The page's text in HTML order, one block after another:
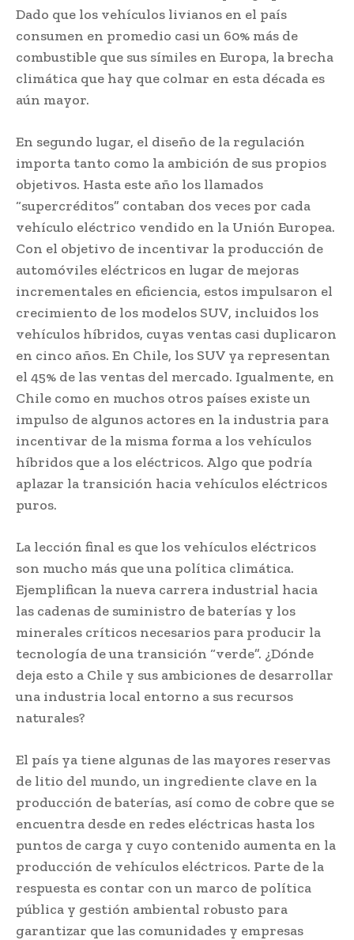
Dado que los vehículos livianos en el país
consumen en promedio casi un 60% más de
combustible que sus símiles en Europa, la brecha
climática que hay que colmar en esta década es
aún mayor.
En segundo lugar, el diseño de la regulación
importa tanto como la ambición de sus propios
objetivos. Hasta este año los llamados
“supercréditos” contaban dos veces por cada
vehículo eléctrico vendido en la Unión Europea.
Con el objetivo de incentivar la producción de
automóviles eléctricos en lugar de mejoras
incrementales en eficiencia, estos impulsaron el
crecimiento de los modelos SUV, incluidos los
vehículos híbridos, cuyas ventas casi duplicaron
en cinco años. En Chile, los SUV ya representan
el 45% de las ventas del mercado. Igualmente, en
Chile como en muchos otros países existe un
impulso de algunos actores en la industria para
incentivar de la misma forma a los vehículos
híbridos que a los eléctricos. Algo que podría
aplazar la transición hacia vehículos eléctricos
puros.
La lección final es que los vehículos eléctricos
son mucho más que una política climática.
Ejemplifican la nueva carrera industrial hacia
las cadenas de suministro de baterías y los
minerales críticos necesarios para producir la
tecnología de una transición “verde”. ¿Dónde
deja esto a Chile y sus ambiciones de desarrollar
una industria local entorno a sus recursos
naturales?
El país ya tiene algunas de las mayores reservas
de litio del mundo, un ingrediente clave en la
producción de baterías, así como de cobre que se
encuentra desde en redes eléctricas hasta los
puntos de carga y cuyo contenido aumenta en la
producción de vehículos eléctricos. Parte de la
respuesta es contar con un marco de política
pública y gestión ambiental robusto para
garantizar que las comunidades y empresas